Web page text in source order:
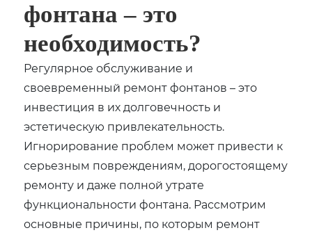
фонтана – это
необходимость?
Регулярное обслуживание и
своевременный ремонт фонтанов – это
инвестиция в их долговечность и
эстетическую привлекательность.
Игнорирование проблем может привести к
серьезным повреждениям, дорогостоящему
ремонту и даже полной утрате
функциональности фонтана. Рассмотрим
основные причины, по которым ремонт